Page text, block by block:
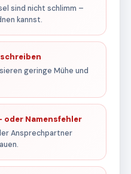
sind nicht schlimm –
kannst.
geringe Mühe und
oder Namensfehler
Ansprechpartner